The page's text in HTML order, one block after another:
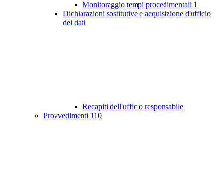
Monitoraggio tempi procedimentali 1
Dichiarazioni sostitutive e acquisizione d'ufficio
dei dati
Recapiti dell'ufficio responsabile
Provvedimenti 110